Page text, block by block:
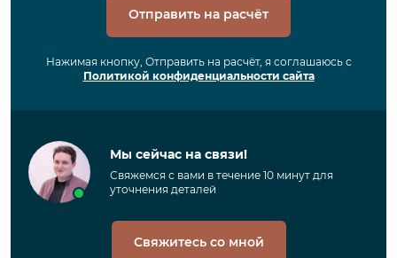
Отправить на расчёт
Нажимая кнопку, Отправить на расчёт, я соглашаюсь с
Политикой конфиденциальности сайта
Мы сейчас на связи!
Свяжемся с вами в течение 10 минут для
уточнения деталей
Свяжитесь со мной